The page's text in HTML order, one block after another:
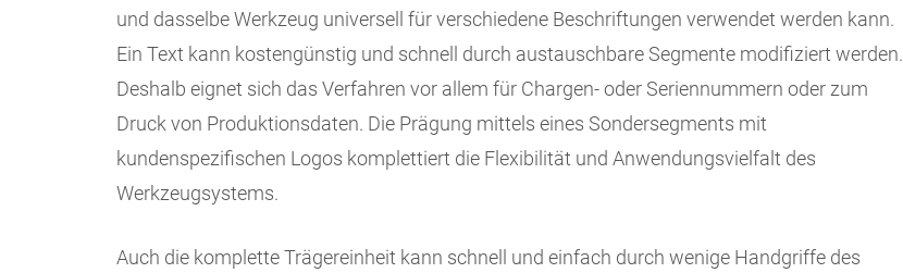
und dasselbe Werkzeug universell für verschiedene Beschriftungen verwendet werden kann.
Ein Text kann kostengünstig und schnell durch austauschbare Segmente modifiziert werden.
Deshalb eignet sich das Verfahren vor allem für Chargen- oder Seriennummern oder zum
Druck von Produktionsdaten. Die Prägung mittels eines Sondersegments mit
kundenspezifischen Logos komplettiert die Flexibilität und Anwendungsvielfalt des
Werkzeugsystems.
Auch die komplette Trägereinheit kann schnell und einfach durch wenige Handgriffe des